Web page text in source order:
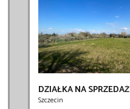
DZIAŁKA NA SPRZEDAŻ
Szczecin